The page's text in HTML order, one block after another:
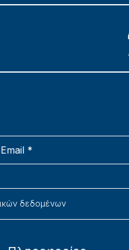
δεδομένων